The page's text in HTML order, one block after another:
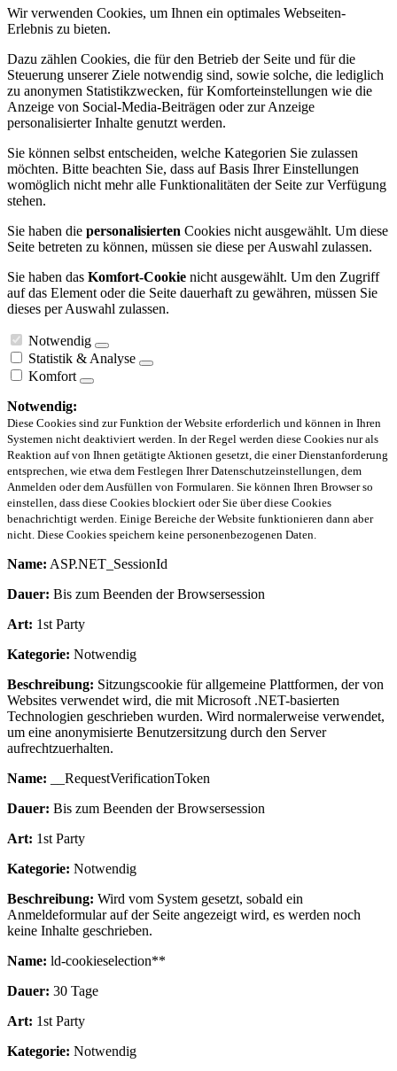
Wir verwenden Cookies, um Ihnen ein optimales Webseiten-
Erlebnis zu bieten.
Dazu zählen Cookies, die für den Betrieb der Seite und für die
Steuerung unserer Ziele notwendig sind, sowie solche, die lediglich
zu anonymen Statistikzwecken, für Komforteinstellungen wie die
Anzeige von Social-Media-Beiträgen oder zur Anzeige
personalisierter Inhalte genutzt werden.
Sie können selbst entscheiden, welche Kategorien Sie zulassen
möchten. Bitte beachten Sie, dass auf Basis Ihrer Einstellungen
womöglich nicht mehr alle Funktionalitäten der Seite zur Verfügung
stehen.
Sie haben die personalisierten Cookies nicht ausgewählt. Um diese
Seite betreten zu können, müssen sie diese per Auswahl zulassen.
Sie haben das Komfort-Cookie nicht ausgewählt. Um den Zugriff
auf das Element oder die Seite dauerhaft zu gewähren, müssen Sie
dieses per Auswahl zulassen.
Notwendig
Statistik & Analyse
Komfort
Notwendig:
Diese Cookies sind zur Funktion der Website erforderlich und können in Ihren
Systemen nicht deaktiviert werden. In der Regel werden diese Cookies nur als
Reaktion auf von Ihnen getätigte Aktionen gesetzt, die einer Dienstanforderung
entsprechen, wie etwa dem Festlegen Ihrer Datenschutzeinstellungen, dem
Anmelden oder dem Ausfüllen von Formularen. Sie können Ihren Browser so
einstellen, dass diese Cookies blockiert oder Sie über diese Cookies
benachrichtigt werden. Einige Bereiche der Website funktionieren dann aber
nicht. Diese Cookies speichern keine personenbezogenen Daten.
Name: ASP.NET_SessionId
Dauer: Bis zum Beenden der Browsersession
Art: 1st Party
Kategorie: Notwendig
Beschreibung: Sitzungscookie für allgemeine Plattformen, der von
Websites verwendet wird, die mit Microsoft .NET-basierten
Technologien geschrieben wurden. Wird normalerweise verwendet,
um eine anonymisierte Benutzersitzung durch den Server
aufrechtzuerhalten.
Name: __RequestVerificationToken
Dauer: Bis zum Beenden der Browsersession
Art: 1st Party
Kategorie: Notwendig
Beschreibung: Wird vom System gesetzt, sobald ein
Anmeldeformular auf der Seite angezeigt wird, es werden noch
keine Inhalte geschrieben.
Name: ld-cookieselection**
Dauer: 30 Tage
Art: 1st Party
Kategorie: Notwendig